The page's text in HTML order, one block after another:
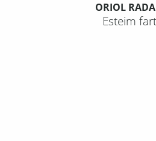
ORIOL
Esteim